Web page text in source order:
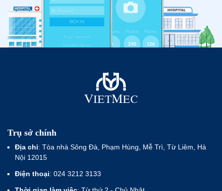
Trụ sở chính
Địa chỉ: Tòa nhà Sông Đà, Phạm Hùng, Mễ Trì, Từ Liêm, Hà
Nội 12015
Điện thoại: 024 3212 3133